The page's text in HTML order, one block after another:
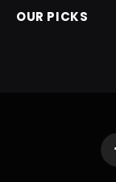
OUR PICKS